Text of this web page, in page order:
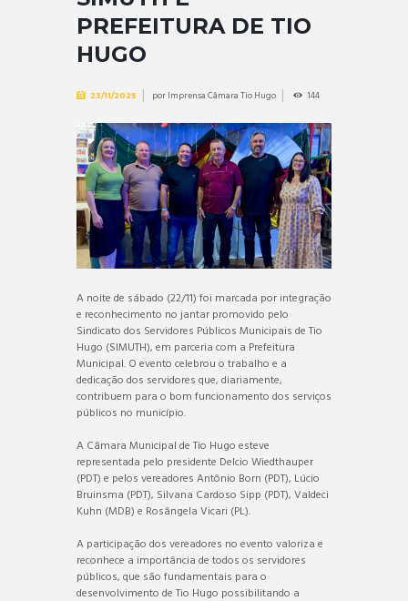
PREFEITURA DE TIO
HUGO
23/11/2025 porImprensa Câmara Tio Hugo 144
A noite de sábado (22/11) foi marcada por integração
e reconhecimento no jantar promovido pelo
Sindicato dos Servidores Públicos Municipais de Tio
Hugo (SIMUTH), em parceria com a Prefeitura
Municipal. O evento celebrou o trabalho e a
dedicação dos servidores que, diariamente,
contribuem para o bom funcionamento dos serviços
públicos no município.
A Câmara Municipal de Tio Hugo esteve
representada pelo presidente Delcio Wiedthauper
(PDT) e pelos vereadores Antônio Born (PDT), Lúcio
Bruinsma (PDT), Silvana Cardoso Sipp (PDT), Valdeci
Kuhn (MDB) e Rosângela Vicari (PL).
A participação dos vereadores no evento valoriza e
reconhece a importância de todos os servidores
públicos, que são fundamentais para o
desenvolvimento de Tio Hugo possibilitando a